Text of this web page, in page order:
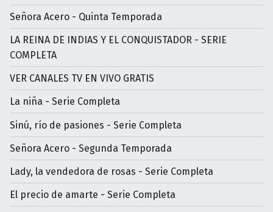
Señora Acero - Quinta Temporada
LA REINA DE INDIAS Y EL CONQUISTADOR - SERIE
COMPLETA
VER CANALES TV EN VIVO GRATIS
La niña - Serie Completa
Sinú, río de pasiones - Serie Completa
Señora Acero - Segunda Temporada
Lady, la vendedora de rosas - Serie Completa
El precio de amarte - Serie Completa